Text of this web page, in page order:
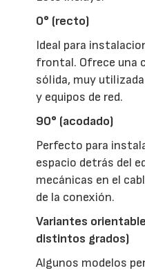
0° (recto)
Ideal para
frontal. Ofrece una
sólida, muy
y equipos de red.
90° (acodado)
Perfecto para
espacio detrás del
mecánicas en el
de la conexión.
Variantes
distintos grados)
Algunos modelos